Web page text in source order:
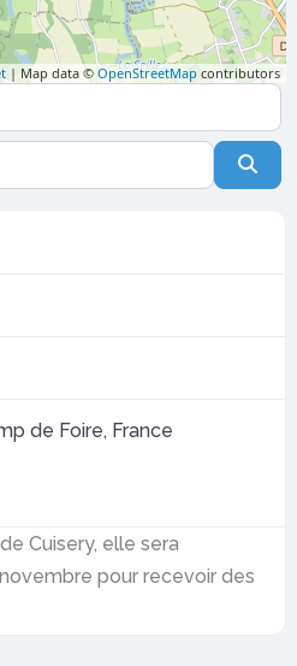
| Map data ©OpenStreetMap contributors
de Foire, France
Cuisery, elle sera
pour recevoir des